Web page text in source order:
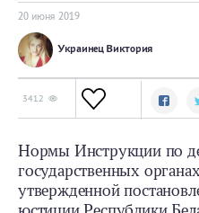
20 июня 2019
Украинец Виктория
3412
Нормы Инструкции по
государственных
утвержденной